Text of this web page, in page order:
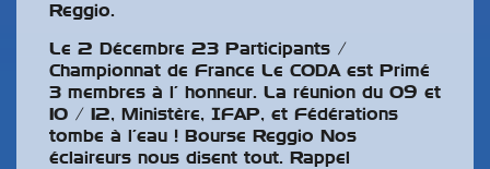
Reggio.
Le 2 Décembre 23 Participants /
Championnat de France Le CODA est Primé
3 membres à l’ honneur. La réunion du 09 et
10 / 12, Ministère, IFAP, et Fédérations
tombe à l’eau ! Bourse Reggio Nos
éclaireurs nous disent tout. Rappel